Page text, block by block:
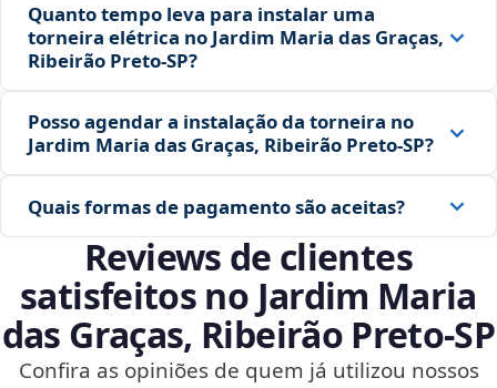
Quanto tempo leva para instalar uma
torneira elétrica no Jardim Maria das Graças,
Ribeirão Preto‑SP?
Posso agendar a instalação da torneira no
Jardim Maria das Graças, Ribeirão Preto‑SP?
Quais formas de pagamento são aceitas?
Reviews de clientes
satisfeitos no Jardim Maria
das Graças, Ribeirão Preto‑SP
Confira as opiniões de quem já utilizou nossos